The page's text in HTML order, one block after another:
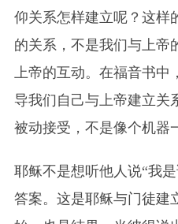
仰关系怎样建立呢？这样
的关系，不是我们与上帝
上帝的互动。在福音书中
导我们自己与上帝建立关
被动接受，不是像个机器
耶稣不是想听他人说“我
答案。这是耶稣与门徒建